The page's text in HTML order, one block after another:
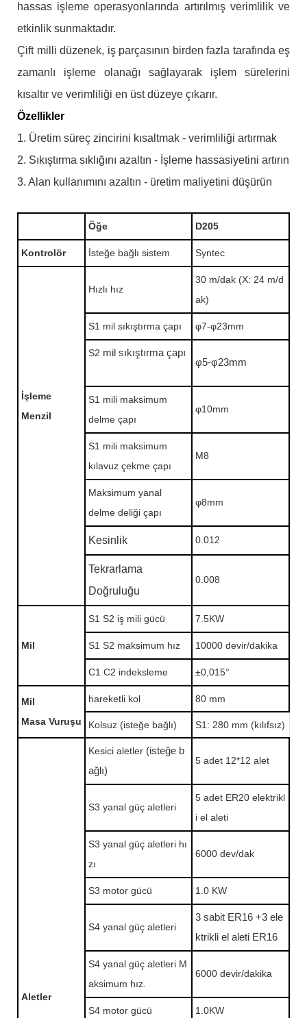
hassas işleme operasyonlarında artırılmış verimlilik ve
etkinlik sunmaktadır.
Çift milli düzenek, iş parçasının birden fazla tarafında eş
zamanlı işleme olanağı sağlayarak işlem sürelerini
kısaltır ve verimliliği en üst düzeye çıkarır.
Özellikler
1. Üretim süreç zincirini kısaltmak - verimliliği artırmak
2. Sıkıştırma sıklığını azaltın - İşleme hassasiyetini artırın
3. Alan kullanımını azaltın - üretim maliyetini düşürün
Öğe D205
Kontrolör İsteğe bağlı sistem Syntec
İşleme
Menzil
Hızlı hız
30 m/dak (X: 24 m/d
ak)
S1 mil sıkıştırma çapı φ7-φ23mm
S2 mil sıkıştırma çapı
φ5-φ23mm
S1 mili maksimum
delme çapı
φ10mm
S1 mili maksimum
kılavuz çekme çapı
M8
Maksimum yanal
delme deliği çapı
φ8mm
Kesinlik 0.012
Tekrarlama
Doğruluğu
0.008
Mil
S1 S2 iş mili gücü 7.5KW
S1 S2 maksimum hız 10000 devir/dakika
C1 C2 indeksleme ±0,015°
Mil
Masa Vuruşu
hareketli kol 80 mm
Kolsuz (isteğe bağlı) S1: 280 mm (kılıfsız)
Aletler
Kesici aletler (isteğe b
ağlı)
5 adet 12*12 alet
S3 yanal güç aletleri
5 adet ER20 elektrikl
i el aleti
S3 yanal güç aletleri hı
zı
6000 dev/dak
S3 motor gücü 1.0 KW
S4 yanal güç aletleri
3 sabit ER16 +3 ele
ktrikli el aleti ER16
S4 yanal güç aletleri M
aksimum hız.
6000 devir/dakika
S4 motor gücü 1.0KW